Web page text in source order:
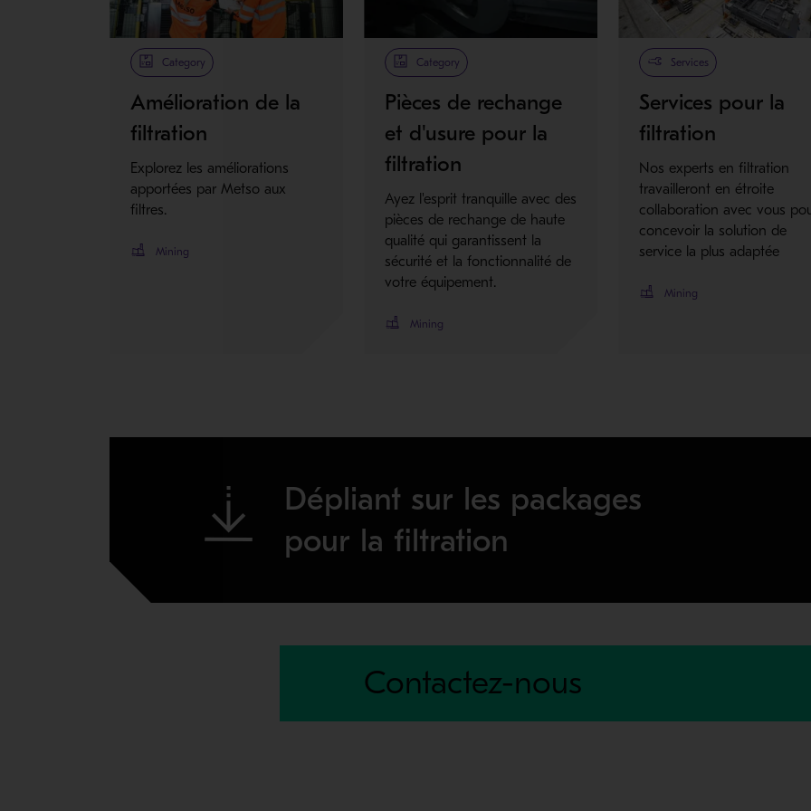
Category
Amélioration de la
filtration
Explorez les améliorations
apportées par Metso aux
filtres.
Mining
Category
Pièces de rechange
et d'usure pour la
filtration
Ayez l'esprit tranquille avec des
pièces de rechange de haute
qualité qui garantissent la
sécurité et la fonctionnalité de
votre équipement.
Mining
Services
Services pour la
filtration
Nos experts en filtration
travailleront en étroite
collaboration avec vous
concevoir la solution de
service la plus adaptée
Mining
Dépliant sur les packages
pour la filtration
Contactez-nous